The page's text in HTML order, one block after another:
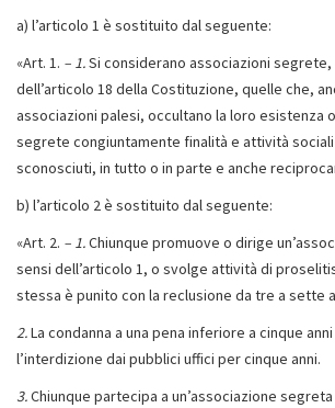
a) l’articolo 1 è sostituito dal seguente:
«Art. 1. – 1.Si considerano associazioni
dell’articolo 18 della Costituzione, quelle che,
associazioni palesi, occultano la loro esistenza
segrete congiuntamente finalità e attività
sconosciuti, in tutto o in parte e anche
b) l’articolo 2 è sostituito dal seguente:
«Art. 2. – 1.Chiunque promuove o dirige
sensi dell’articolo 1, o svolge attività di
stessa è punito con la reclusione da tre a sette
2.La condanna a una pena inferiore a cinque
l’interdizione dai pubblici uffici per cinque anni.
3.Chiunque partecipa a un’associazione